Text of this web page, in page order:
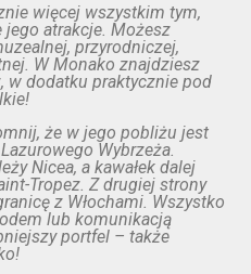
więcej wszystkim tym,
atrakcje. Możesz
przyrodniczej,
W Monako znajdziesz
w dodatku praktycznie pod
że w jego pobliżu jest
Wybrzeża.
Nicea, a kawałek dalej
Tropez. Z drugiej strony
z Włochami. Wszystko
lub komunikacją
portfel – także